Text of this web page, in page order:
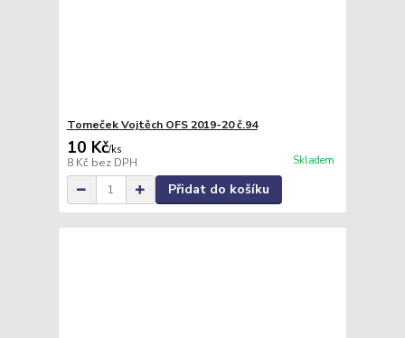
Tomeček Vojtěch OFS 2019-20 č.94
10 Kč/ks
8 Kč bez DPH Skladem
Přidat do košíku